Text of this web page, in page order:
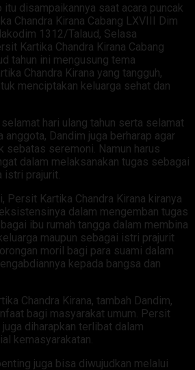
itu disampaikannya saat acara puncak
Chandra Kirana Cabang LXVIII Dim
1312/Talaud, Selasa
Kartika Chandra Kirana Cabang
tahun ini mengusung tema
Chandra Kirana yang tangguh,
menciptakan keluarga sehat dan
hari ulang tahun serta selamat
Dandim juga berharap agar
sebatas seremoni. Namun harus
dalam melaksanakan tugas sebagai
istri prajurit.
Persit Kartika Chandra Kirana kiranya
dalam mengemban tugas
ibu rumah tangga dalam membina
maupun sebagai istri prajurit
moril bagi para suami dalam
kepada bangsa dan
Chandra Kirana, tambah Dandim,
bagi masyarakat umum. Persit
juga diharapkan terlibat dalam
kemasyarakatan.
juga bisa diwujudkan melalui